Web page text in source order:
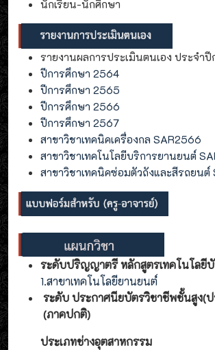
นักเรียน-นักศึกษา
รายงานผลการประเมินตนเอง ประจำ
ปีการศึกษา 2564
ปีการศึกษา 2565
ปีการศึกษา 2566
ปีการศึกษา 2567
สาขาวิชาเทคนิคเครื่องกล SAR2566
สาขาวิชาเทคโนโลยีบริการยานยนต์
สาขาวิชาเทคนิคซ่อมตัวถังและสีรถยนต์
ระดับปริญญาตรี หลักสูตรเทคโนโลยี
1.สาขาเทคโนโลยียานยนต์
ระดับ ประกาศนียบัตรวิชาชีพชั้นสูง(ป
(ภาคปกติ)
ประเภทช่างอุตสาหกรรม